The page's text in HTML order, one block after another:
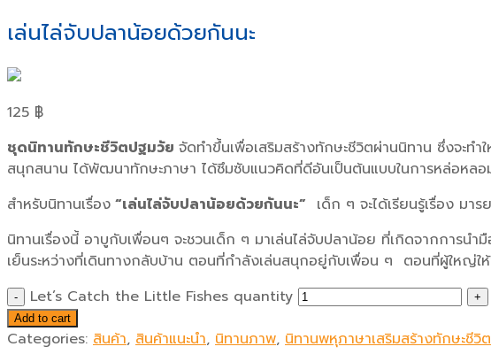
เล่นไล่จับปลาน้อยด้วยกันนะ
125 ฿
ชุดนิทานทักษะชีวิตปฐมวัย จัดทำขึ้นเพื่อเสริมสร้างทักษะชีวิตผ่านนิทาน ซึ่งจะทำ
สนุกสนาน ได้พัฒนาทักษะภาษา ได้ซึมซับแนวคิดที่ดีอันเป็นต้นแบบในการหล่อหล
สำหรับนิทานเรื่อง “เล่นไล่จับปลาน้อยด้วยกันนะ” เด็ก ๆ จะได้เรียนรู้เรื่อง ม
นิทานเรื่องนี้ อาบูกับเพื่อนๆ จะชวนเด็ก ๆ มาเล่นไล่จับปลาน้อย ที่เกิดจากการ
เย็นระหว่างที่เดินทางกลับบ้าน ตอนที่กำลังเล่นสนุกอยู่กับเพื่อน ๆ ตอนที่ผู้ใหญ่
Let’s Catch the Little Fishes quantity
Add to cart
Categories: สินค้า, สินค้าแนะนำ, นิทานภาพ, นิทานพหุภาษาเสริมสร้างทักษะชีวิต